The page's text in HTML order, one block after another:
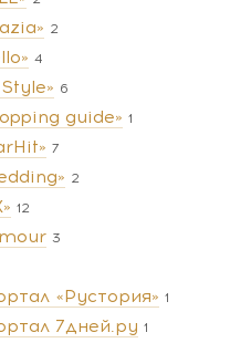
2
4
6
guide» 1
7
2
12
3
«Рустория» 1
7дней.ру 1